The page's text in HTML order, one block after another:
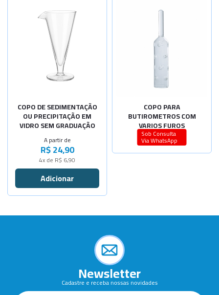
Cap.1000ml -
Sob Consulta
-
COPO DE SEDIMENTAÇÃO
OU PRECIPITAÇÃO EM
VIDRO SEM GRADUAÇÃO
A partir de
R$ 24,90
4x de R$ 6,90
Selecione a Quantidade
-
-
COPO PARA
BUTIROMETROS COM
VARIOS FUROS
Sob Consulta
Via WhatsApp
Newsletter
Cadastre e receba nossas novidades